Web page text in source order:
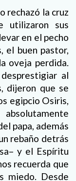
rechazó la cruz
utilizaron sus
en el pecho
el buen pastor,
oveja perdida.
al
dijeron que se
egipcio Osiris,
papa, además
rebaño detrás
y el Espíritu
recuerda que
miedo. Desde